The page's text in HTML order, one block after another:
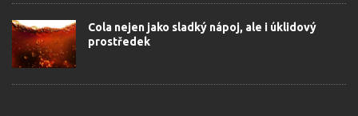
Cola nejen jako sladký nápoj, ale i úklidový
prostředek